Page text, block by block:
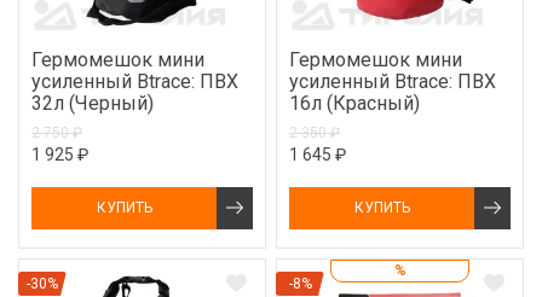
Гермомешок мини
усиленный Btrace: ПВХ
32л (Черный)
2 750 ₽
1 925 ₽
КУПИТЬ
Гермомешок мини
усиленный Btrace: ПВХ
16л (Красный)
2 350 ₽
1 645 ₽
КУПИТЬ
-30%
%
-8%